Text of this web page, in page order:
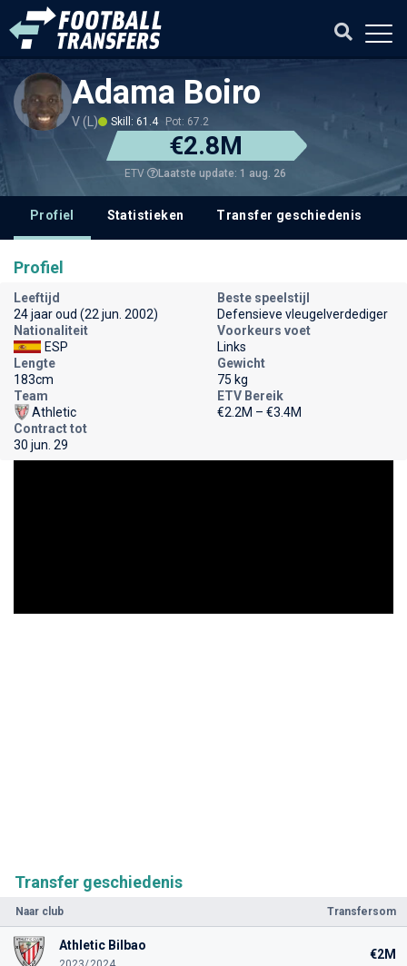
Adama Boiro
V (L) Skill: 61.4 Pot: 67.2
€2.8M
ETV Laatste update: 1 aug. 26
Profiel Statistieken Transfer geschiedenis
Transfer geschiedenis
Naar club Transfersom
Athletic Bilbao
€2M
Profiel
Leeftijd
24 jaar oud (22 jun. 2002)
Beste speelstijl
Defensieve vleugelverdediger
Nationaliteit
ESP
Voorkeurs voet
Links
Lengte
183cm
Gewicht
75 kg
Team
Athletic
ETV Bereik
€2.2M – €3.4M
Contract tot
30 jun. 29